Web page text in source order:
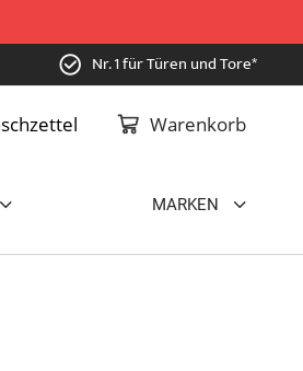
Nr. 1 für Türen und Tore*
Warenkorb
MARKEN